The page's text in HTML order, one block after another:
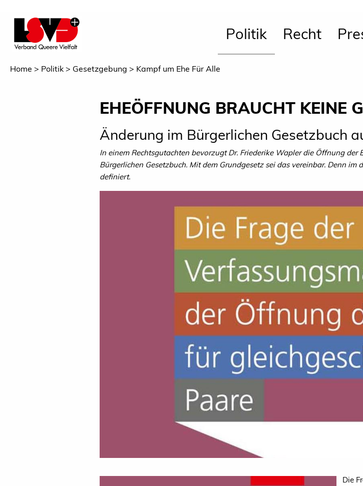
Politik Recht
Home Politik Gesetzgebung Kampf um Ehe Für Alle
EHEÖFFNUNG BRAUCHT KEINE
Änderung im Bürgerlichen Gesetzbuch
In einem Rechtsgutachten bevorzugt Dr. Friederike Wapler die Öffnung
Bürgerlichen Gesetzbuch. Mit dem Grundgesetz sei das vereinbar. Denn
definiert.
Die